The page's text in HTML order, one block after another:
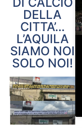
DELLA
CITTA’…
L’AQUILA
SIAMO NOI
SOLO NOI!